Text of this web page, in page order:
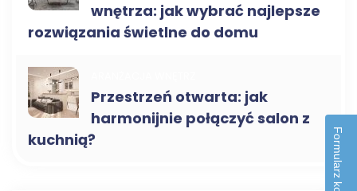
wnętrza: jak wybrać najlepsze
rozwiązania świetlne do domu
Przestrzeń otwarta: jak
harmonijnie połączyć salon z
kuchnią?